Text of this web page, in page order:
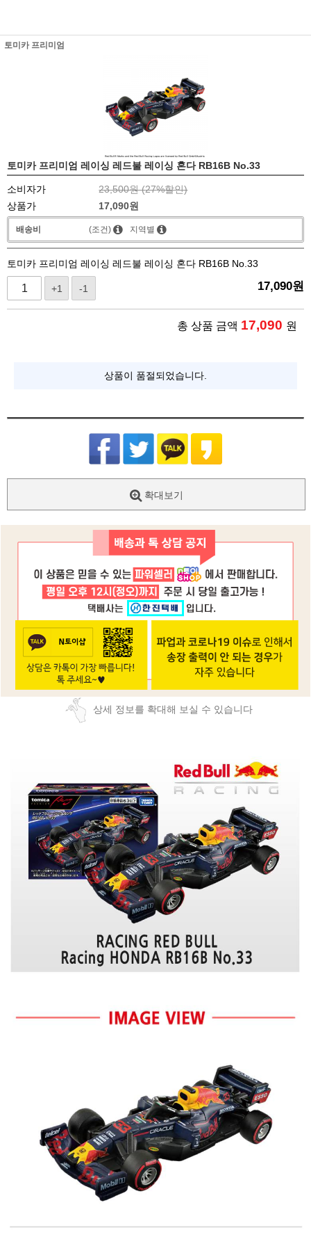
토미카 프리미엄
토미카 프리미엄 레이싱 레드불 레이싱 혼다 RB16B No.33
소비자가 23,500원 (27%할인)
상품가
17,090원
배송비 (조건) 지역별
토미카 프리미엄 레이싱 레드불 레이싱 혼다 RB16B No.33
+1 -1 17,090원
총 상품 금액 17,090 원
상품이 품절되었습니다.
확대보기
상세 정보를 확대해 보실 수 있습니다